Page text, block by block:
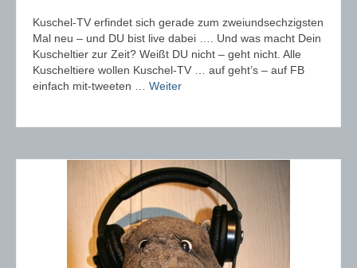
Kuschel-TV erfindet sich gerade zum zweiundsechzigsten
Mal neu – und DU bist live dabei …. Und was macht Dein
Kuscheltier zur Zeit? Weißt DU nicht – geht nicht. Alle
Kuscheltiere wollen Kuschel-TV … auf geht’s – auf FB
einfach mit-tweeten … Weiter